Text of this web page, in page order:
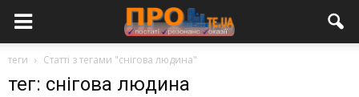
теги Статті з тегами "снігова людина"
тег: снігова людина